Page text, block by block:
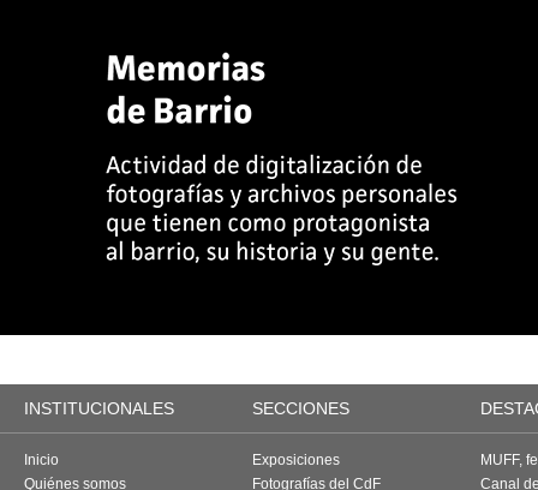
INSTITUCIONALES SECCIONES
Inicio
Quiénes somos
Exposiciones
Fotografías del CdF
MUFF,
Canal